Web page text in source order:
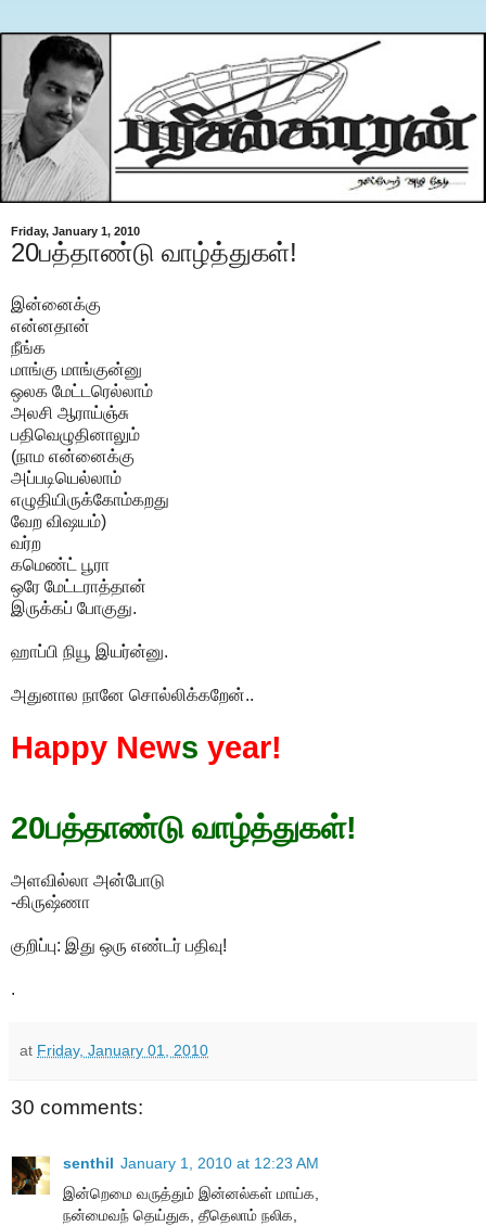
Friday, January 1, 2010
20பத்தாண்டு வாழ்த்துகள்!
இன்னைக்கு
என்னதான்
நீங்க
மாங்கு மாங்குன்னு
ஒலக மேட்டரெல்லாம்
அலசி ஆராய்ஞ்சு
பதிவெழுதினாலும்
(நாம என்னைக்கு
அப்படியெல்லாம்
எழுதியிருக்கோம்கறது
வேற விஷயம்)
வர்ற
கமெண்ட் பூரா
ஒரே மேட்டராத்தான்
இருக்கப் போகுது.
ஹாப்பி நியூ இயர்ன்னு.
அதுனால நானே சொல்லிக்கறேன்..
Happy News year!
20பத்தாண்டு வாழ்த்துகள்!
அளவில்லா அன்போடு
-கிருஷ்ணா
குறிப்பு: இது ஒரு எண்டர் பதிவு!
.
at Friday, January 01, 2010
30 comments:
senthil January 1, 2010 at 12:23 AM
இன்றெமை வருத்தும் இன்னல்கள் மாய்க,
நன்மைவந் தெய்துக, தீதெலாம் நலிக,